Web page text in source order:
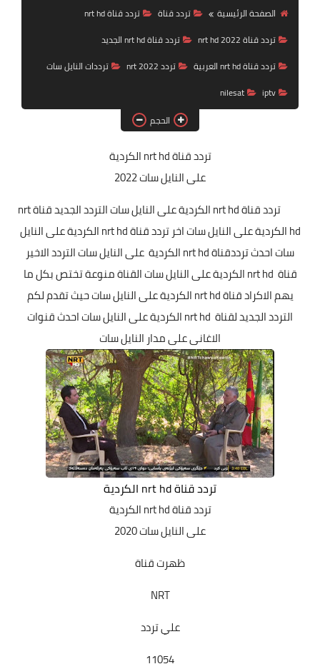
تردد قناة
nilesat
iptv
ترددات النايل سات
الصفحة الرئيسية
تردد قناة
تردد قناة nrt hd
تردد قناة nrt hd 2022
تردد قناة nrt hd الجديد
تردد قناة nrt hd العربية
تردد nrt 2022
ترددات النايل سات
iptv
nilesat
الحجم
تردد قناة nrt hd الكردية
على النايل سات 2022
تردد قناة nrt hd الكردية على النايل سات التردد الجديد قناة nrt
hd الكردية على النايل سات اخر تردد قناة nrt hd الكردية على النايل
سات احدث ترددقناة nrt hd الكردية على النايل سات التردد الاخير
قناة nrt hd الكردية على النايل سات القناة منوعة تختص بكل ما
يهم الاكراد قناة nrt hd الكردية على النايل سات حيث تقدم لكم
التردد الجديد لقناة nrt hd الكردية على النايل سات احدث قنوات
الاغانى على مدار النايل سات
تردد قناة nrt hd الكردية
تردد قناة nrt hd الكردية
على النايل سات 2020
ظهرت قناة
NRT
علي تردد
11054